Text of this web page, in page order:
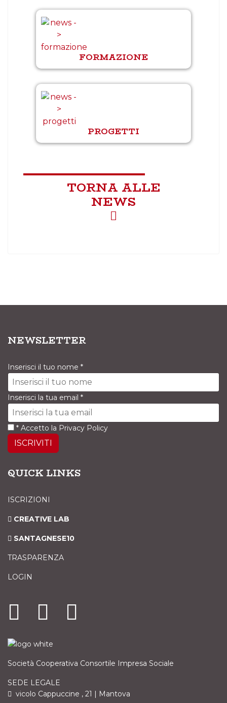
FORMAZIONE
PROGETTI
TORNA ALLE
NEWS
NEWSLETTER
Inserisci il tuo nome *
Inserisci la tua email *
* Accetto la Privacy Policy
ISCRIVITI
QUICK LINKS
ISCRIZIONI
CREATIVE LAB
SANTAGNESE10
TRASPARENZA
LOGIN
Società Cooperativa Consortile Impresa Sociale
SEDE LEGALE
vicolo Cappuccine , 21 | Mantova